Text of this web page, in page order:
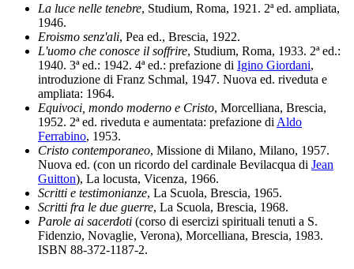
La luce nelle tenebre, Studium, Roma, 1921. 2ª ed. ampliata,
1946.
Eroismo senz'ali, Pea ed., Brescia, 1922.
L'uomo che conosce il soffrire, Studium, Roma, 1933. 2ª ed.:
1940. 3ª ed.: 1942. 4ª ed.: prefazione di Igino Giordani,
introduzione di Franz Schmal, 1947. Nuova ed. riveduta e
ampliata: 1964.
Equivoci, mondo moderno e Cristo, Morcelliana, Brescia,
1952. 2ª ed. riveduta e aumentata: prefazione di Aldo
Ferrabino, 1953.
Cristo contemporaneo, Missione di Milano, Milano, 1957.
Nuova ed. (con un ricordo del cardinale Bevilacqua di Jean
Guitton), La locusta, Vicenza, 1966.
Scritti e testimonianze, La Scuola, Brescia, 1965.
Scritti fra le due guerre, La Scuola, Brescia, 1968.
Parole ai sacerdoti (corso di esercizi spirituali tenuti a S.
Fidenzio, Novaglie, Verona), Morcelliana, Brescia, 1983.
ISBN 88-372-1187-2.